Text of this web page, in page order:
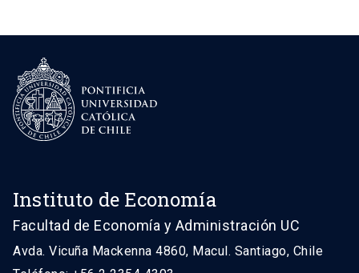
Instituto de Economía
Facultad de Economía y Administración UC
Avda. Vicuña Mackenna 4860, Macul. Santiago, Chile